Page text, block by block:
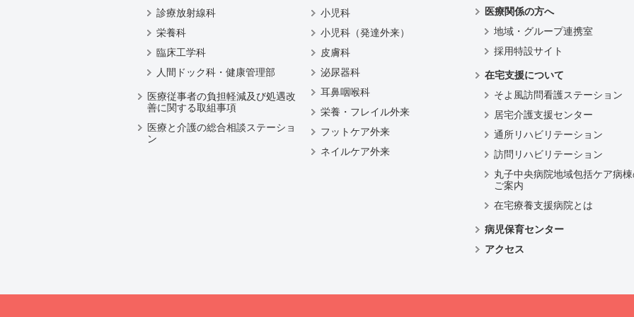
診療放射線科
栄養科
臨床工学科
人間ドック科・健康管理部
医療従事者の負担軽減及び処遇改
善に関する取組事項
医療と介護の総合相談ステーショ
ン
小児科
小児科（発達外来）
皮膚科
泌尿器科
耳鼻咽喉科
栄養・フレイル外来
フットケア外来
ネイルケア外来
医療関係の方へ
地域・グループ連携室
採用特設サイト
在宅支援について
そよ風訪問看護ステーション
居宅介護支援センター
通所リハビリテーション
訪問リハビリテーション
丸子中央病院地域包括ケア病
ご案内
在宅療養支援病院とは
病児保育センター
アクセス